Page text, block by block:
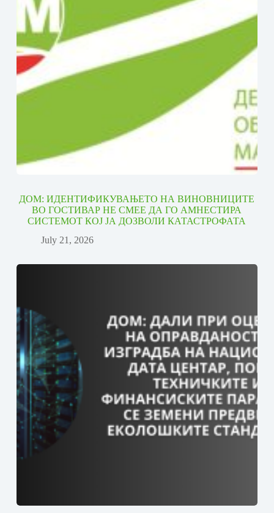
ДОМ: ИДЕНТИФИКУВАЊЕТО НА ВИНОВНИЦИТЕ
ВО ГОСТИВАР НЕ СМЕЕ ДА ГО АМНЕСТИРА
СИСТЕМОТ КОЈ ЈА ДОЗВОЛИ КАТАСТРОФАТА
July 21, 2026